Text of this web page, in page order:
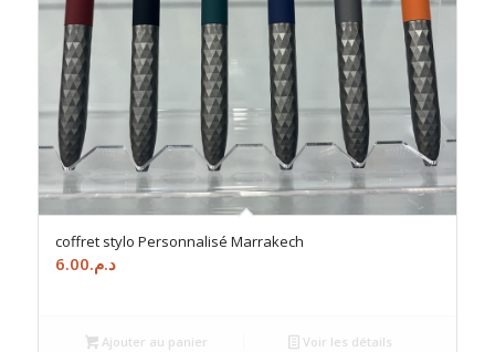
coffret stylo Personnalisé Marrakech
د.م.6.00
Ajouter au panier Voir les détails